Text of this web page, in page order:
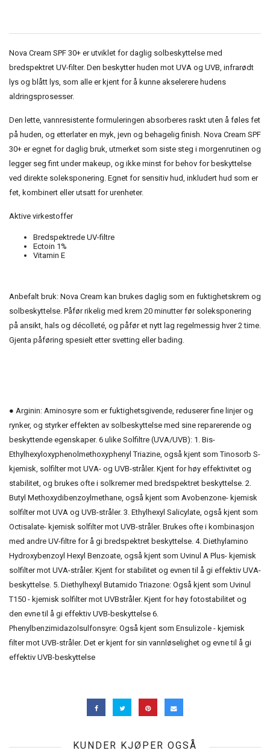
Nova Cream SPF 30+ er utviklet for daglig solbeskyttelse med
bredspektret UV-filter. Den beskytter huden mot UVA og UVB, infrarødt
lys og blått lys, som alle er kjent for å kunne akselerere hudens
aldringsprosesser.
Den lette, vannresistente formuleringen absorberes raskt uten å føles fet
på huden, og etterlater en myk, jevn og behagelig finish. Nova Cream SPF
30+ er egnet for daglig bruk, utmerket som siste steg i morgenrutinen og
legger seg fint under makeup, og ikke minst for behov for beskyttelse
ved direkte soleksponering. Egnet for sensitiv hud, inkludert hud som er
fet, kombinert eller utsatt for urenheter.
Aktive virkestoffer
Bredspektrede UV-filtre
Ectoin 1%
Vitamin E
Anbefalt bruk: Nova Cream kan brukes daglig som en fuktighetskrem og
solbeskyttelse. Påfør rikelig med krem 20 minutter før soleksponering
på ansikt, hals og décolleté, og påfør et nytt lag regelmessig hver 2 time.
Gjenta påføring spesielt etter svetting eller bading.
● Arginin: Aminosyre som er fuktighetsgivende, reduserer fine linjer og
rynker, og styrker effekten av solbeskyttelse med sine reparerende og
beskyttende egenskaper. 6 ulike Solfiltre (UVA/UVB): 1. Bis-
Ethylhexyloxyphenolmethoxyphenyl Triazine, også kjent som Tinosorb S-
kjemisk, solfilter mot UVA- og UVB-stråler. Kjent for høy effektivitet og
stabilitet, og brukes ofte i solkremer med bredspektret beskyttelse. 2.
Butyl Methoxydibenzoylmethane, også kjent som Avobenzone- kjemisk
solfilter mot UVA og UVB-stråler. 3. Ethylhexyl Salicylate, også kjent som
Octisalate- kjemisk solfilter mot UVB-stråler. Brukes ofte i kombinasjon
med andre UV-filtre for å gi bredspektret beskyttelse. 4. Diethylamino
Hydroxybenzoyl Hexyl Benzoate, også kjent som Uvinul A Plus- kjemisk
solfilter mot UVA-stråler. Kjent for stabilitet og evnen til å gi effektiv UVA-
beskyttelse. 5. Diethylhexyl Butamido Triazone: Også kjent som Uvinul
T150 - kjemisk solfilter mot UVBstråler. Kjent for høy fotostabilitet og
den evne til å gi effektiv UVB-beskyttelse 6.
Phenylbenzimidazolsulfonsyre: Også kjent som Ensulizole - kjemisk
filter mot UVB-stråler. Det er kjent for sin vannløselighet og evne til å gi
effektiv UVB-beskyttelse
KUNDER KJØPER OGSÅ